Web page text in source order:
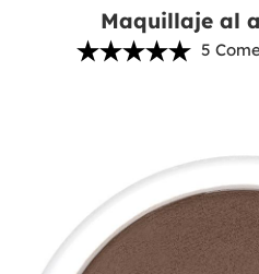
Maquillaje al
5